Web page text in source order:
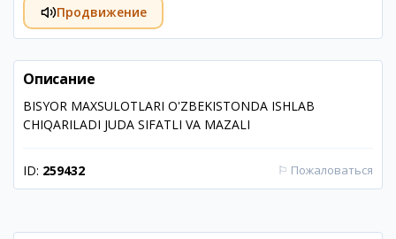
Продвижение
Описание
BISYOR MAXSULOTLARI O'ZBEKISTONDA ISHLAB
CHIQARILADI JUDA SIFATLI VA MAZALI
ID: 259432 ⚐ Пожаловаться